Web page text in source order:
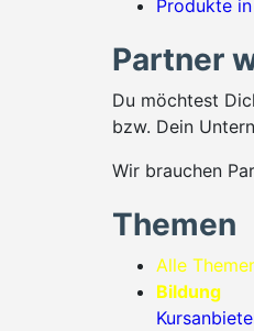
Produkte
Partner
Du möchtest
bzw. Dein
Wir brauchen
Themen
Alle
Bildung